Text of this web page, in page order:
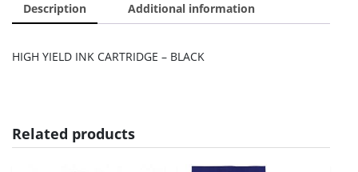
Description Additional information
HIGH YIELD INK CARTRIDGE – BLACK
Related products